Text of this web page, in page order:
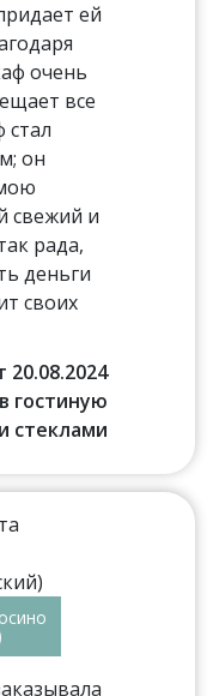
ей
очень
все
он
свежий и
рада,
деньги
своих
20.08.2024
гостиную
стеклами